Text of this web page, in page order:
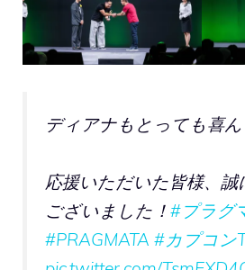
ディアナもとっても喜
応援いただいた皆様、誠
ございました！ #プラグ
#PRAGMATA #カプコン